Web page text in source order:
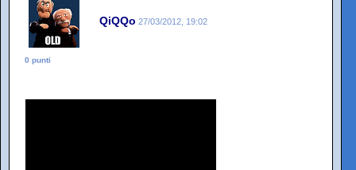
QiQQo 27/03/2012, 19:02
0 punti